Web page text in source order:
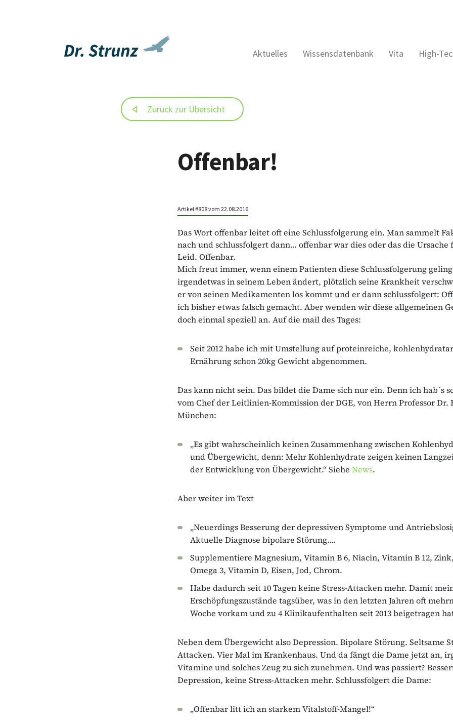
Aktuelles Wissensdatenbank Vita High-
Zurück zur Übersicht
Offenbar!
Artikel #808 vom 22.08.2016
Das Wort offenbar leitet oft eine Schlussfolgerung ein. Man sammelt
nach und schlussfolgert dann... offenbar war dies oder das die Ursache
Leid. Offenbar.
Mich freut immer, wenn einem Patienten diese Schlussfolgerung
irgendetwas in seinem Leben ändert, plötzlich seine Krankheit
er von seinen Medikamenten los kommt und er dann schlussfolgert:
ich bisher etwas falsch gemacht. Aber wenden wir diese allgemeinen
doch einmal speziell an. Auf die mail des Tages:
Seit 2012 habe ich mit Umstellung auf proteinreiche,
Ernährung schon 20kg Gewicht abgenommen.
Das kann nicht sein. Das bildet die Dame sich nur ein. Denn ich hab´s
vom Chef der Leitlinien-Kommission der DGE, von Herrn Professor Dr.
München:
„Es gibt wahrscheinlich keinen Zusammenhang zwischen
und Übergewicht, denn: Mehr Kohlenhydrate zeigen keinen
der Entwicklung von Übergewicht.“ Siehe News.
Aber weiter im Text
„Neuerdings Besserung der depressiven Symptome und
Aktuelle Diagnose bipolare Störung….
Supplementiere Magnesium, Vitamin B 6, Niacin, Vitamin B 12,
Omega 3, Vitamin D, Eisen, Jod, Chrom.
Habe dadurch seit 10 Tagen keine Stress-Attacken mehr. Damit
Erschöpfungszustände tagsüber, was in den letzten Jahren oft
Woche vorkam und zu 4 Klinikaufenthalten seit 2013 beigetragen
Neben dem Übergewicht also Depression. Bipolare Störung. Seltsame
Attacken. Vier Mal im Krankenhaus. Und da fängt die Dame jetzt an,
Vitamine und solches Zeug zu sich zunehmen. Und was passiert?
Depression, keine Stress-Attacken mehr. Schlussfolgert die Dame:
„Offenbar litt ich an starkem Vitalstoff-Mangel!“